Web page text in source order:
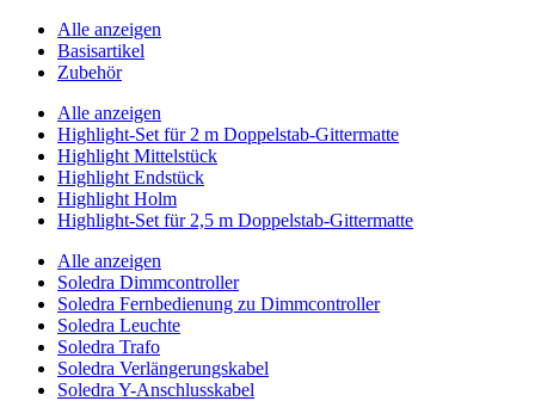
Alle anzeigen
Basisartikel
Zubehör
Alle anzeigen
Highlight-Set für 2 m Doppelstab-Gittermatte
Highlight Mittelstück
Highlight Endstück
Highlight Holm
Highlight-Set für 2,5 m Doppelstab-Gittermatte
Alle anzeigen
Soledra Dimmcontroller
Soledra Fernbedienung zu Dimmcontroller
Soledra Leuchte
Soledra Trafo
Soledra Verlängerungskabel
Soledra Y-Anschlusskabel